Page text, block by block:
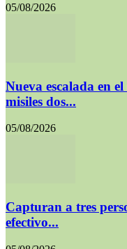
05/08/2026
Nueva escalada en
misiles dos...
05/08/2026
Capturan a tres
efectivo...